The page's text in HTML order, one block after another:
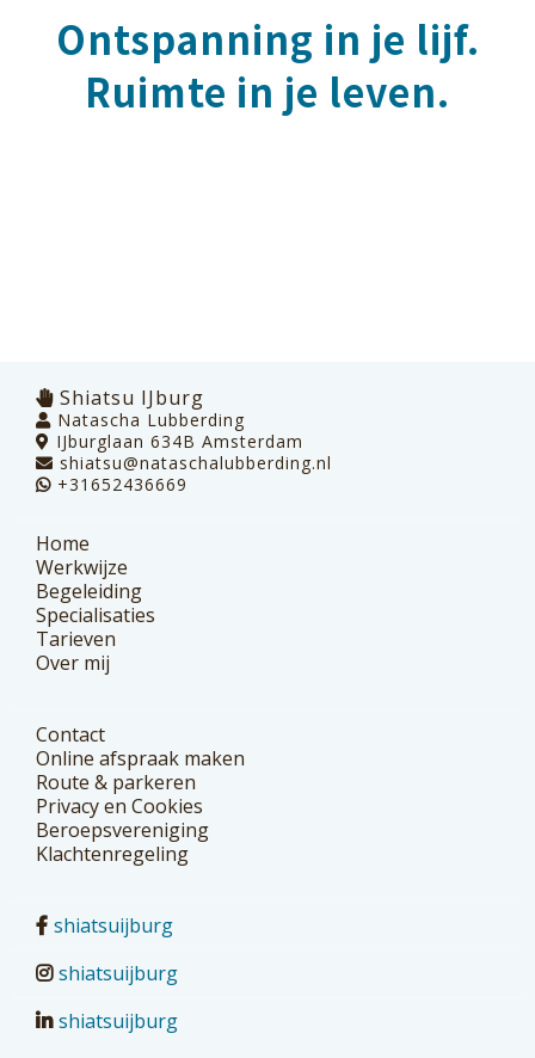
Ontspanning in je lijf.
Ruimte in je leven.
Shiatsu IJburg
Natascha Lubberding
IJburglaan 634B Amsterdam
shiatsu@nataschalubberding.nl
+31652436669
Home
Werkwijze
Begeleiding
Specialisaties
Tarieven
Over mij
Contact
Online afspraak maken
Route & parkeren
Privacy en Cookies
Beroepsvereniging
Klachtenregeling
shiatsuijburg
shiatsuijburg
shiatsuijburg